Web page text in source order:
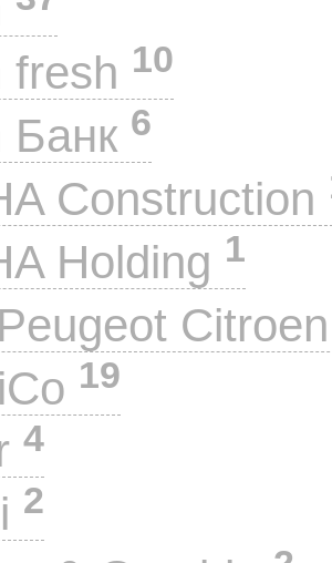
fresh 10
Банк 6
Construction
Holding 1
19
4
2